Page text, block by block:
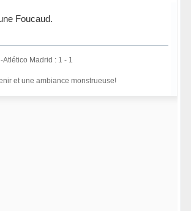
Foucaud.
Madrid : 1 - 1
et une ambiance monstrueuse!